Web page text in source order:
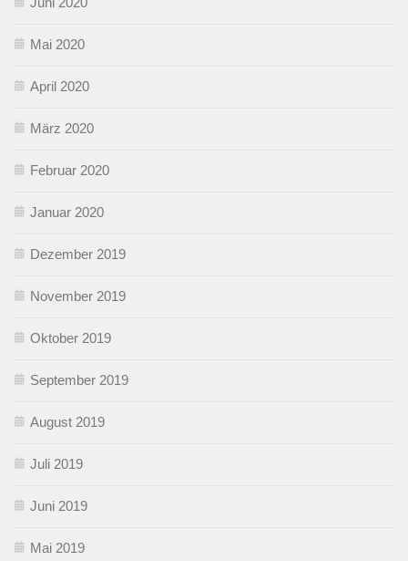
Mai 2020
April 2020
März 2020
Februar 2020
Januar 2020
Dezember 2019
November 2019
Oktober 2019
September 2019
August 2019
Juli 2019
Juni 2019
Mai 2019